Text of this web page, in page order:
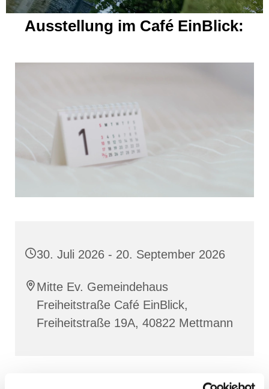
Ausstellung im Café EinBlick:
30. Juli 2026 - 20. September 2026
Mitte Ev. Gemeindehaus
Freiheitstraße Café EinBlick,
Freiheitstraße 19A, 40822 Mettmann